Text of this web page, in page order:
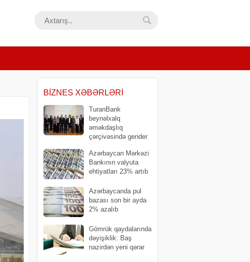
BIZNES XƏBƏRLƏRI
TuranBank
beynəlxalq
əməkdaşlıq
çərçivəsində gender
yekunlaşdırdı
Azərbaycan Mərkəzi
Bankının valyuta
ehtiyatları 23% artıb
​Azərbaycanda pul
bazası son bir ayda
2% azalıb
Gömrük qaydalarında
dəyişiklik: Baş
nazirdən yeni qərar